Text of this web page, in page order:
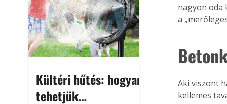
benne hagyott tárgyakra is
káros hatással lehet. Néhány
egyszerű óvintézkedéssel
azonban jelentősen
csökkenthetjük a hőség káros
Kültéri hűtés: hogyan
tehetjük
nagyon oda
a
Aki viszont
kellemes